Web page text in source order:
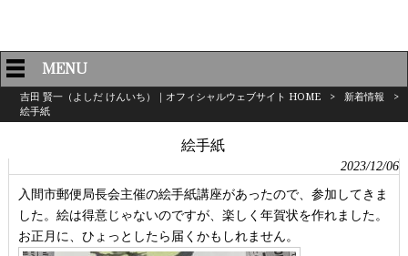
MENU
吉田 賢一（よしだ けんいち）｜オフィシャルウェブサイト HOME > 新着情報
>
絵手紙
絵手紙
2023/12/06
入間市郵便局長会主催の絵手紙講座があったので、参加してきま
した。絵は得意じゃないのですが、楽しく年賀状を作れました。
お正月に、ひょっとしたら届くかもしれません。